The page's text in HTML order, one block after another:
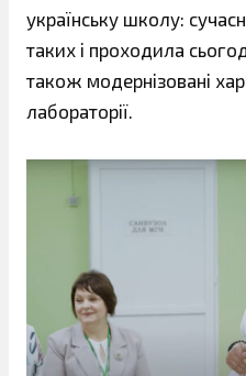
українську школу:
таких і проходила
також модернізовані
лабораторії.